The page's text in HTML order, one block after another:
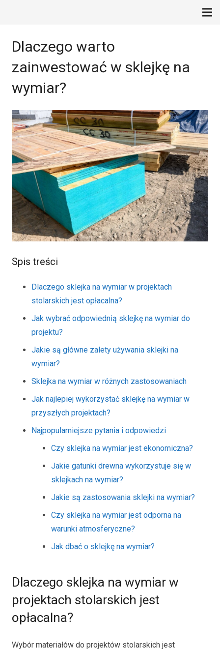
Dlaczego warto
zainwestować w sklejkę na
wymiar?
Spis treści
Dlaczego sklejka na wymiar w projektach
stolarskich jest opłacalna?
Jak wybrać odpowiednią sklejkę na wymiar do
projektu?
Jakie są główne zalety używania sklejki na
wymiar?
Sklejka na wymiar w różnych zastosowaniach
Jak najlepiej wykorzystać sklejkę na wymiar w
przyszłych projektach?
Najpopularniejsze pytania i odpowiedzi
Czy sklejka na wymiar jest ekonomiczna?
Jakie gatunki drewna wykorzystuje się w
sklejkach na wymiar?
Jakie są zastosowania sklejki na wymiar?
Czy sklejka na wymiar jest odporna na
warunki atmosferyczne?
Jak dbać o sklejkę na wymiar?
Dlaczego sklejka na wymiar w
projektach stolarskich jest
opłacalna?
Wybór materiałów do projektów stolarskich jest